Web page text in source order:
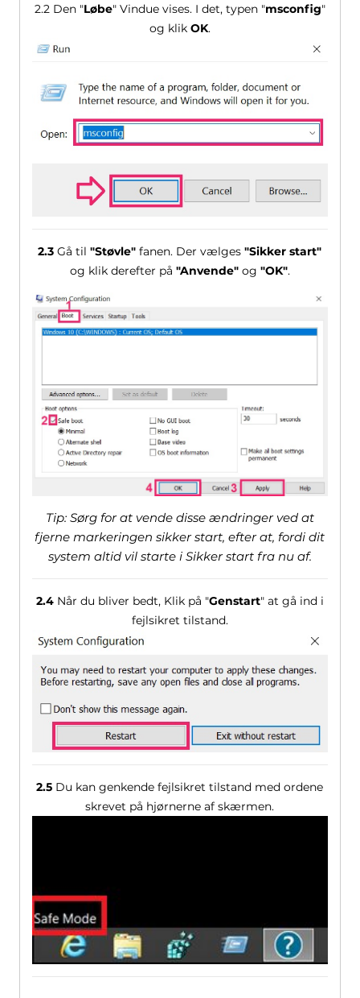
2.2 Den "Løbe" Vindue vises. I det, typen "msconfig"
og klik OK.
2.3 Gå til"Støvle" fanen. Der vælges"Sikker start"
og klik derefter på "Anvende"og "OK".
Tip: Sørg for at vende disse ændringer ved at
fjerne markeringen sikker start, efter at, fordi dit
system altid vil starte i Sikker start fra nu af.
2.4Når du bliver bedt, Klik på "Genstart" at gå ind i
fejlsikret tilstand.
2.5 Du kan genkende fejlsikret tilstand med ordene
skrevet på hjørnerne af skærmen.